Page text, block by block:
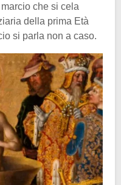
che si cela
della prima Età
si parla non a caso.